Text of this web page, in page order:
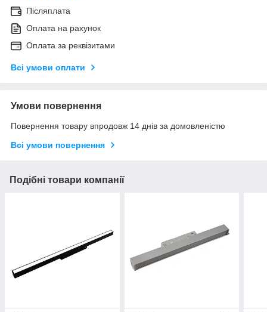
Післяплата
Оплата на рахунок
Оплата за реквізитами
Всі умови оплати
Умови повернення
Повернення товару впродовж 14 днів за домовленістю
Всі умови повернення
Подібні товари компанії